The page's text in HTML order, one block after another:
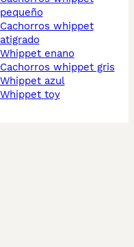
pequeño
cachorros whippet
atigrado
whippet enano
cachorros whippet gris
whippet azul
whippet toy